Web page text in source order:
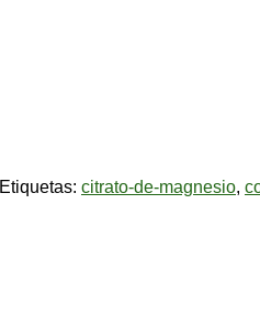
Etiquetas: citrato-de-magnesio,